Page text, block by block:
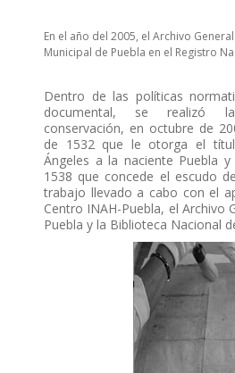
En el año del 2005, el Archivo
Municipal de Puebla en el Registro
Dentro de las políticas
documental, se realizó
conservación, en octubre de
de 1532 que le otorga el
Ángeles a la naciente Puebla
1538 que concede el escudo
trabajo llevado a cabo con el
Centro INAH-Puebla, el Archivo
Puebla y la Biblioteca Nacional